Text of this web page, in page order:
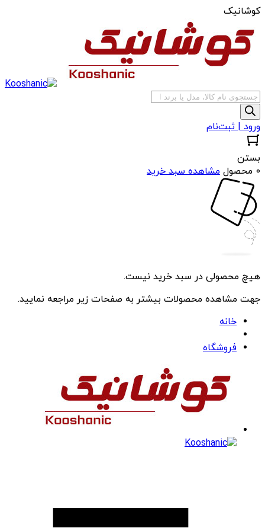
کوشانیک
جستجوی
محصولات
ورود | ثبت‌نام
بستن
0 محصول
مشاهده سبد خرید
هیچ محصولی در سبد خرید نیست.
جهت مشاهده محصولات بیشتر به صفحات زیر مراجعه نمایید.
خانه
فروشگاه